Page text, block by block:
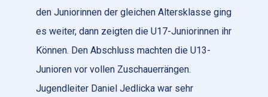
den Juniorinnen der gleichen Altersklasse ging
es weiter, dann zeigten die U17-Juniorinnen ihr
Können. Den Abschluss machten die U13-
Junioren vor vollen Zuschauerrängen.
Jugendleiter Daniel Jedlicka war sehr